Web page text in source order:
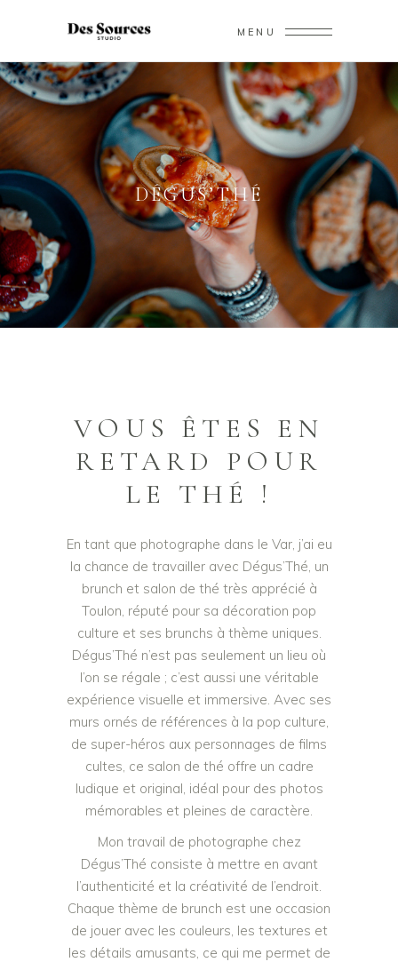
MENU
DÉGUS’THÉ
VOUS ÊTES EN
RETARD POUR
LE THÉ !
En tant que photographe dans le Var, j’ai eu
la chance de travailler avec Dégus’Thé, un
brunch et salon de thé très apprécié à
Toulon, réputé pour sa décoration pop
culture et ses brunchs à thème uniques.
Dégus’Thé n’est pas seulement un lieu où
l’on se régale ; c’est aussi une véritable
expérience visuelle et immersive. Avec ses
murs ornés de références à la pop culture,
de super-héros aux personnages de films
cultes, ce salon de thé offre un cadre
ludique et original, idéal pour des photos
mémorables et pleines de caractère.
Mon travail de photographe chez
Dégus’Thé consiste à mettre en avant
l’authenticité et la créativité de l’endroit.
Chaque thème de brunch est une occasion
de jouer avec les couleurs, les textures et
les détails amusants, ce qui me permet de